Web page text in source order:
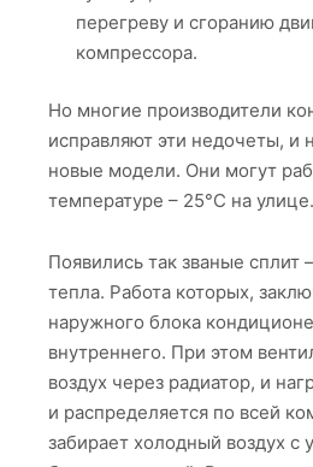
перегреву и сгоранию
компрессора.
Но многие производители
исправляют эти недочеты, и
новые модели. Они могут
температуре – 25°C на улице.
Появились так званые
тепла. Работа которых,
наружного блока
внутреннего. При этом
воздух через радиатор, и
и распределяется по всей
забирает холодный воздух с